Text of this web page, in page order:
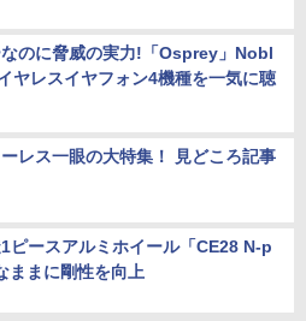
のに脅威の実力!「Osprey」Nobl
ヤレスイヤフォン4機種を一気に聴
レス一眼の大特集！ 見どころ記事
ピースアルミホイール「CE28 N-p
ままに剛性を向上